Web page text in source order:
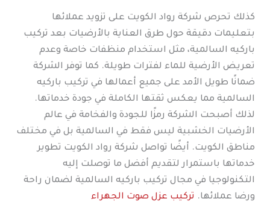
كذلك تحرص شركة رواد الكويت على تزويد عملائها
بتعليمات دقيقة حول طرق العناية بالأرضيات بعد تركيب
باركيه السالمية، مثل استخدام منظفات خاصة وعدم
تعريض الأرضية للماء لفترات طويلة. كما توفر الشركة
ضمانًا طويل الأمد على جميع أعمالها في تركيب باركيه
السالمية مما يعكس ثقتها الكاملة في جودة خدماتها.
لذلك أصبحت الشركة رمزًا للجودة والفخامة في عالم
الأرضيات الخشبية ليس فقط في السالمية بل في مختلف
مناطق الكويت. أيضًا تواصل شركة رواد الكويت تطوير
خدماتها باستمرار لتقديم أفضل ما توصلت إليه
التكنولوجيا في مجال تركيب باركيه السالمية لضمان راحة
ورضا عملائها. تركيب عزل صوت الجهراء